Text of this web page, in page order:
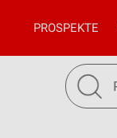
PROSPEKTE